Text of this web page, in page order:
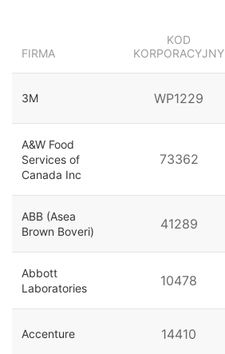
FIRMA
KOD
KORPORACYJNY
3M WP1229
A&W Food
Services of
Canada Inc
73362
ABB (Asea
Brown Boveri)
41289
Abbott
Laboratories
10478
Accenture 14410